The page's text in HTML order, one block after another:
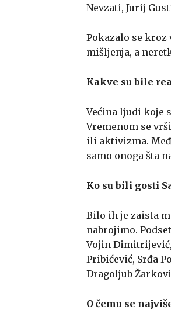
Nevzati, Jurij
Pokazalo se kroz
mišljenja, a
Kakve su bile
Većina ljudi koje
Vremenom se
ili aktivizma.
samo onoga šta
Ko su bili gosti
Bilo ih je zaista
nabrojimo.
Vojin
Pribićević, Srđa
Dragoljub
O čemu se